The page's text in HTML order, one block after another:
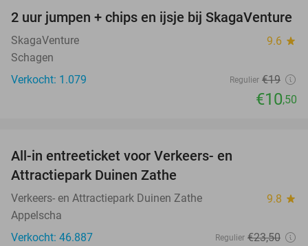
45%
2 uur jumpen + chips en ijsje bij SkagaVenture
SkagaVenture 9.6 star
Schagen
Verkocht: 1.079
Regulier €19
€10,50
All-in entreeticket voor Verkeers- en
Attractiepark Duinen Zathe
Verkeers- en Attractiepark Duinen Zathe 9.8 star
Appelscha
Verkocht: 46.887
Regulier €23,50